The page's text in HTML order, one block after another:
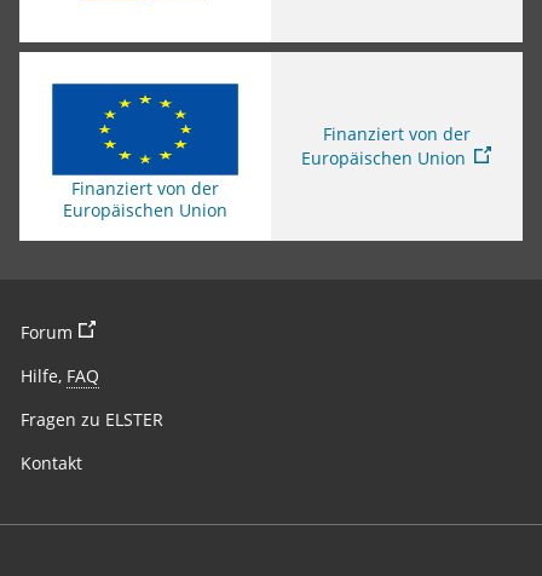
Finanziert von der
Europäischen Union
Finanziert von der
Europäischen Union
Forum Sie verlassen die Seite
Hilfe, FAQ
Fragen zu ELSTER
Kontakt